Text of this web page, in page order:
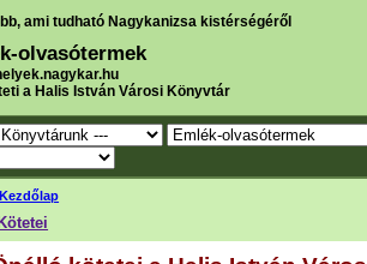
ami tudható Nagykanizsa kistérségéről
olvasótermek
a Halis István Városi Könyvtár
Kezdőlap
Kötetei